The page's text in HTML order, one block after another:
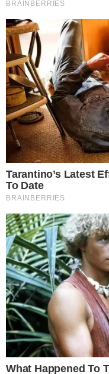
เป็นเมนูที่แสนอร่อย หรือแ
พื้นภูมิภาค นอกจากนี้ก็ยัง
ประทานกับข้าวสวยร้อนๆ
สำหรับลดน้ำหนัก ทานเป็น
ก็ได้